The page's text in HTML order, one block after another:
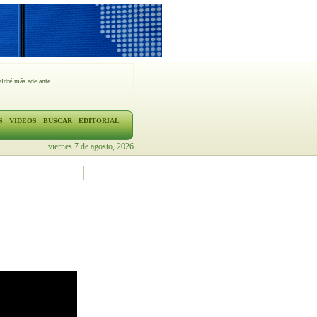
más adelante.
VIDEOS BUSCAR
EDITORIAL
viernes 7 de agosto, 2026